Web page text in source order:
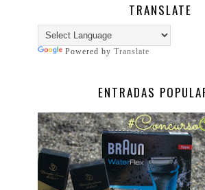
TRANSLATE
Powered by Translate
ENTRADAS